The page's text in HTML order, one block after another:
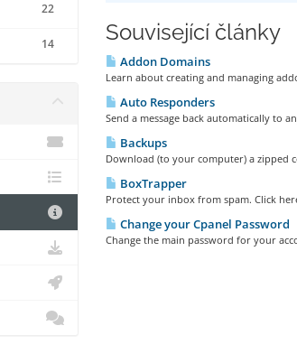
22
14 Související články
Addon Domains
Learn about creating and managing
Auto Responders
Send a message back automatically to
Backups
Download (to your computer) a zipped
BoxTrapper
Protect your inbox from spam. Click
Change your Cpanel Password
Change the main password for your